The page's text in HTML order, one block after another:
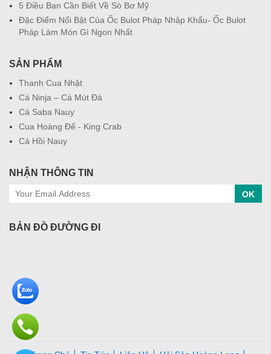
5 Điều Bạn Cần Biết Về Sò Bơ Mỹ
Đặc Điểm Nổi Bật Của Ốc Bulot Pháp Nhập Khẩu- Ốc Bulot
Pháp Làm Món Gì Ngon Nhất
SẢN PHẨM
Thanh Cua Nhật
Cá Ninja – Cá Mút Đá
Cá Saba Nauy
Cua Hoàng Đế - King Crab
Cá Hồi Nauy
NHẬN THÔNG TIN
OK
BẢN ĐỒ ĐƯỜNG ĐI